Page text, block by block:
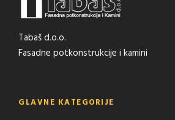
Tabaš d.o.o.
Fasadne potkonstrukcije i kamini
GLAVNE KATEGORIJE